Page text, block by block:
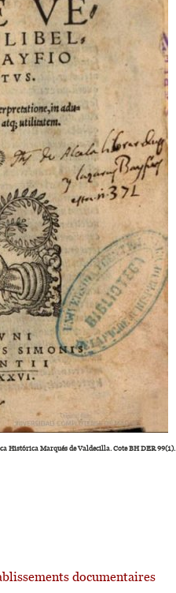
Histórica Marqués de Valdecilla. Cote BH DER 99(1).
documentaires